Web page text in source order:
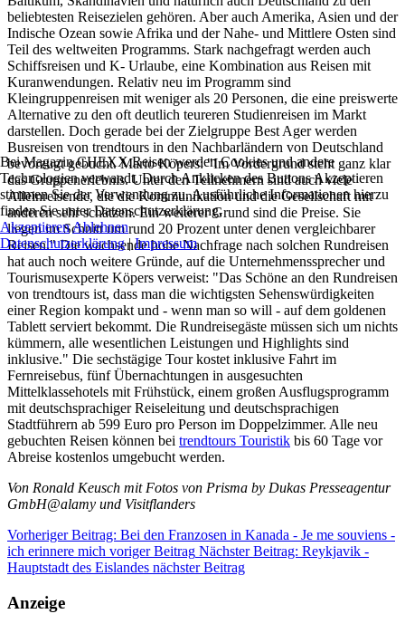
beliebtesten Reisezielen gehören. Aber auch Amerika, Asien und der
Indische Ozean sowie Afrika und der Nahe- und Mittlere Osten sind
Teil des weltweiten Programms. Stark nachgefragt werden auch
Schiffsreisen und K- Urlaube, eine Kombination aus Reisen mit
Kuranwendungen. Relativ neu im Programm sind
Kleingruppenreisen mit weniger als 20 Personen, die eine preiswerte
Alternative zu den oft deutlich teureren Studienreisen im Markt
darstellen. Doch gerade bei der Zielgruppe Best Ager werden
Busreisen von trendtours in den Nachbarländern von Deutschland
bevorzugt gebucht. Mario Köpers: "Im Vordergrund steht ganz klar
das Gruppenerlebnis. Unter den Teilnehmern sind auch viele
Alleinreisende, die die Kommunikation und die Gesellschaft mit
anderen sehr schätzen. Ein weiterer Grund sind die Preise. Sie
liegen im Schnitt um rund 20 Prozent unter denen vergleichbarer
Reisen." Die wachsende hohe Nachfrage nach solchen Rundreisen
hat auch noch weitere Gründe, auf die Unternehmenssprecher und
Tourismusexperte Köpers verweist: "Das Schöne an den Rundreisen
von trendtours ist, dass man die wichtigsten Sehenswürdigkeiten
einer Region kompakt und - wenn man so will - auf dem goldenen
Tablett serviert bekommt. Die Rundreisegäste müssen sich um nichts
kümmern, alle wesentlichen Leistungen und Highlights sind
inklusive." Die sechstägige Tour kostet inklusive Fahrt im
Fernreisebus, fünf Übernachtungen in ausgesuchten
Mittelklassehotels mit Frühstück, einem großen Ausflugsprogramm
mit deutschsprachiger Reiseleitung und deutschsprachigen
Stadtführern ab 599 Euro pro Person im Doppelzimmer. Alle neu
gebuchten Reisen können bei trendtours Touristik bis 60 Tage vor
Abreise kostenlos umgebucht werden.
Von Ronald Keusch mit Fotos von Prisma by Dukas Presseagentur
GmbH@alamy und Visitflanders
Vorheriger Beitrag: Bei den Franzosen in Kanada - Je me souviens -
ich erinnere mich voriger Beitrag Nächster Beitrag: Reykjavik -
Hauptstadt des Eislandes nächster Beitrag
Anzeige
Bei Magazin CHEXX.Reisen werden Cookies und andere
Technologien verwandt. Durch Anklicken des Buttons Akzeptieren
stimmen Sie der Verwendung zu. Ausführliche Informationen hierzu
finden Sie unter Datenschutzerklärung.
AkzeptierenAblehnen
Datenschutzerklärung|Impressum